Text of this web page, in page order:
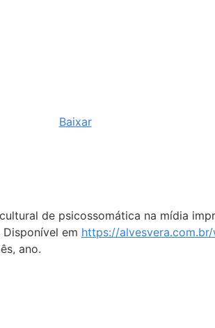
Baixar
de psicossomática na mídia
Disponível em https://
ano.